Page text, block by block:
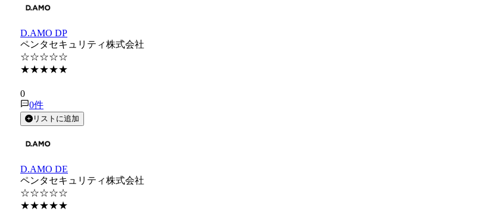
D.AMO DP
ペンタセキュリティ株式会社
☆☆☆☆☆
★★★★★
0
0件
リストに追加
D.AMO DE
ペンタセキュリティ株式会社
☆☆☆☆☆
★★★★★